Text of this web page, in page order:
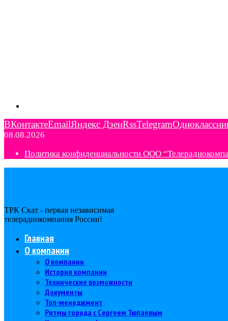
ВКонтактеEmailЯндекс ДзенRssTelegram
08.08.2026
Политика конфиденциальности ООО
ТРК Скат - первая независимая
телерадиокомпания Роcсии!
Главная
О компании
О компании
История компании
Технические возможности
Документы
Топ-менеджмент
Ритмы города с Сергеем Тюпаевым